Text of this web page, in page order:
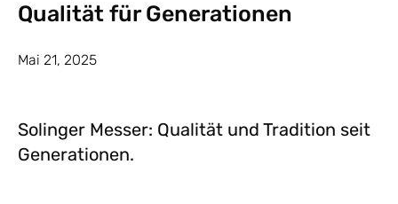
Qualität für Generationen
Mai 21, 2025
Solinger Messer: Qualität und Tradition seit
Generationen.